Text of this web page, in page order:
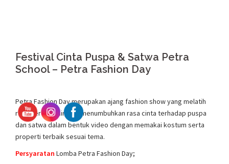
Festival Cinta Puspa & Satwa Petra
School – Petra Fashion Day
Petra Fashion Day merupakan ajang fashion show yang melatih
rasa percaya diri dan menumbuhkan rasa cinta terhadap puspa
dan satwa dalam bentuk video dengan memakai kostum serta
properti terbaik sesuai tema.
Persyaratan Lomba Petra Fashion Day;